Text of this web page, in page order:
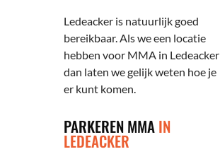
Ledeacker is natuurlijk goed
bereikbaar. Als we een locatie
hebben voor MMA in Ledeacker
dan laten we gelijk weten hoe je
er kunt komen.
PARKEREN MMAIN
LEDEACKER